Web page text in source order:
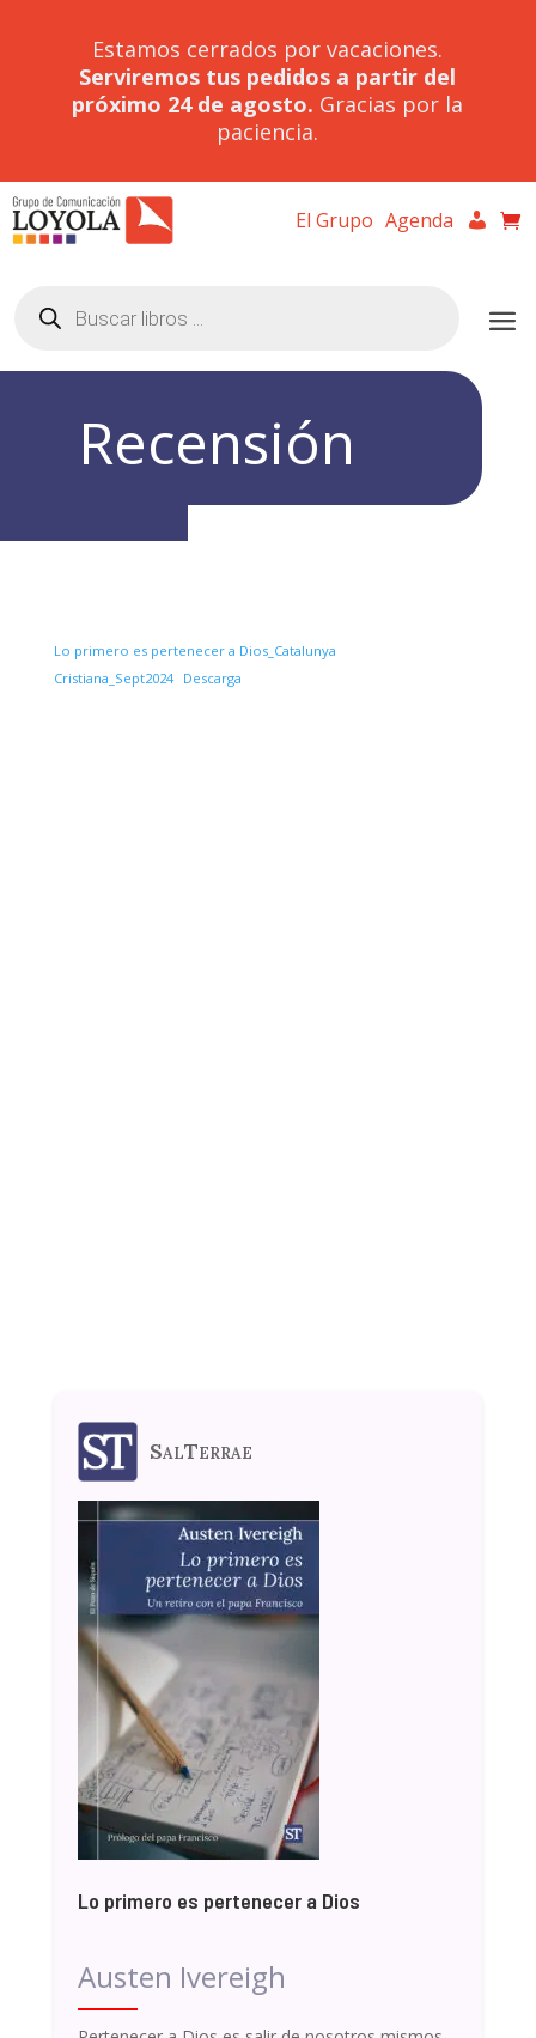
Estamos cerrados por vacaciones.
Serviremos tus pedidos a partir del
próximo 24 de agosto. Gracias por la
paciencia.
El Grupo Agenda
productos
Recensión
Lo primero es pertenecer a Dios_Catalunya
Cristiana_Sept2024
Descarga
SalTerrae
Lo primero es pertenecer a Dios
Austen Ivereigh